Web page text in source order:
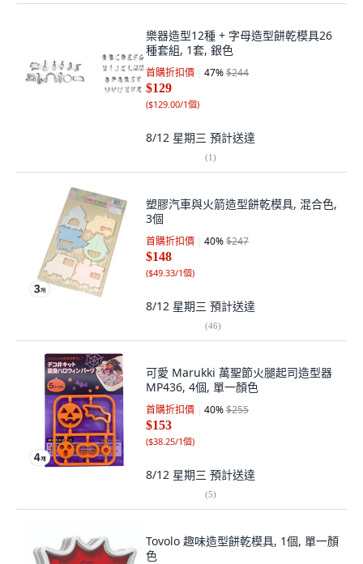
樂器造型12種 + 字母造型餅乾模具26
種套組, 1套, 銀色
首購折扣價 47%$244
$129
($129.00/1個)
8/12 星期三 預計送達
(1)
塑膠汽車與火箭造型餅乾模具, 混合色,
3個
首購折扣價 40%$247
$148
($49.33/1個)
8/12 星期三 預計送達
(46)
可愛 Marukki 萬聖節火腿起司造型器
MP436, 4個, 單一顏色
首購折扣價 40%$255
$153
($38.25/1個)
8/12 星期三 預計送達
(5)
Tovolo 趣味造型餅乾模具, 1個, 單一顏
色